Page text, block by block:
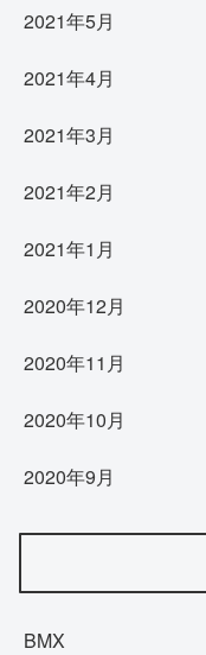
2021年5月
2021年4月
2021年3月
2021年2月
2021年1月
2020年12月
2020年11月
2020年10月
2020年9月
BMX